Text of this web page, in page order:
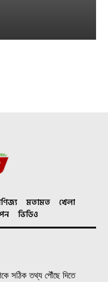
মতামত
খেলা
ভিডিও
সঠিক তথ্য পৌঁছে দিতে